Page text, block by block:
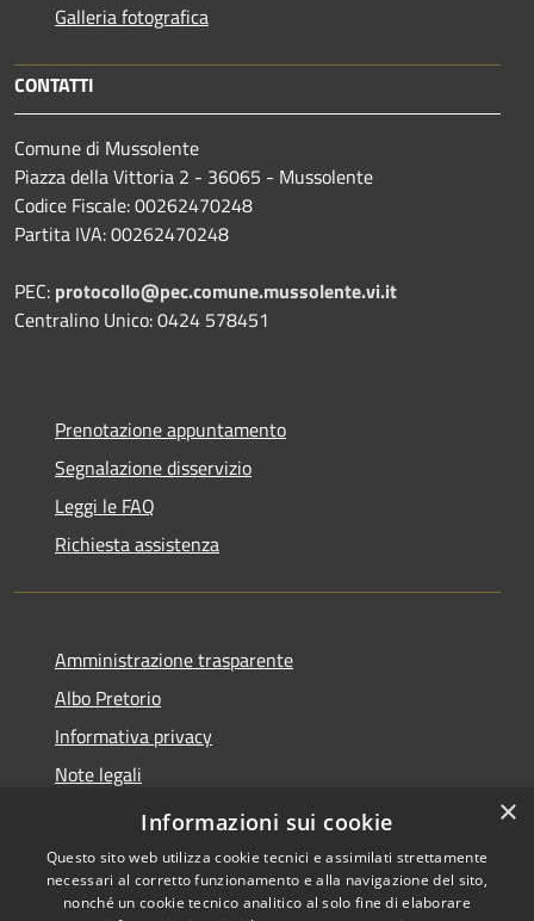
Galleria fotografica
CONTATTI
Comune di Mussolente
Piazza della Vittoria 2 - 36065 - Mussolente
Codice Fiscale: 00262470248
Partita IVA: 00262470248
PEC: protocollo@pec.comune.mussolente.vi.it
Centralino Unico: 0424 578451
Prenotazione appuntamento
Segnalazione disservizio
Leggi le FAQ
Richiesta assistenza
Amministrazione trasparente
Albo Pretorio
Informativa privacy
Note legali
Dichiarazione di accessibilità
×
Informazioni sui cookie
Questo sito web utilizza cookie tecnici e assimilati strettamente
necessari al corretto funzionamento e alla navigazione del sito,
nonché un cookie tecnico analitico al solo fine di elaborare